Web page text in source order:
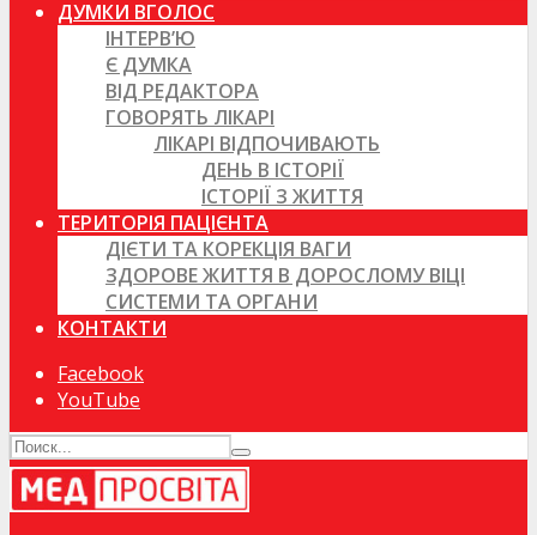
ДУМКИ ВГОЛОС
ІНТЕРВ’Ю
Є ДУМКА
ВІД РЕДАКТОРА
ГОВОРЯТЬ ЛІКАРІ
ЛІКАРІ ВІДПОЧИВАЮТЬ
ДЕНЬ В ІСТОРІЇ
ІСТОРІЇ З ЖИТТЯ
ТЕРИТОРІЯ ПАЦІЄНТА
ДІЄТИ ТА КОРЕКЦІЯ ВАГИ
ЗДОРОВЕ ЖИТТЯ В ДОРОСЛОМУ ВІЦІ
СИСТЕМИ ТА ОРГАНИ
КОНТАКТИ
Facebook
YouTube